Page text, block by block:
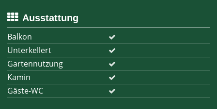
Ausstattung
Balkon
Unterkellert
Gartennutzung
Kamin
Gäste-WC